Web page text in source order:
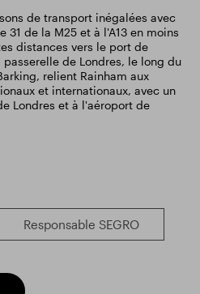
de transport inégalées avec
31 de la M25 et à l'A13 en moins
distances vers le port de
de Londres, le long du
relient Rainham aux
et internationaux, avec un
Londres et à l'aéroport de
Responsable SEGRO